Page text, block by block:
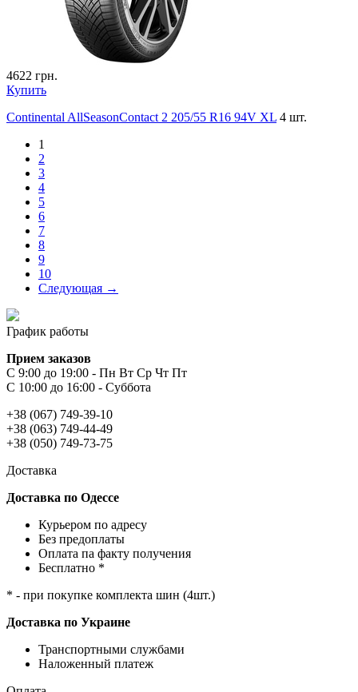
4622 грн.
Купить
Continental AllSeasonContact 2 205/55 R16 94V XL 4 шт.
1
2
3
4
5
6
7
8
9
10
Следующая →
График работы
Прием заказов
С 9:00 до 19:00 - Пн Вт Ср Чт Пт
С 10:00 до 16:00 - Суббота
+38 (067) 749-39-10
+38 (063) 749-44-49
+38 (050) 749-73-75
Доставка
Доставка по Одессе
Курьером по адресу
Без предоплаты
Оплата па факту получения
Бесплатно *
* - при покупке комплекта шин (4шт.)
Доставка по Украине
Транспортными службами
Наложенный платеж